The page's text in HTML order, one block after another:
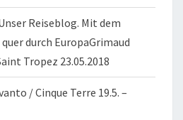
Reiseblog. Mit dem
durch EuropaGrimaud
Tropez 23.05.2018
/ Cinque Terre 19.5. –